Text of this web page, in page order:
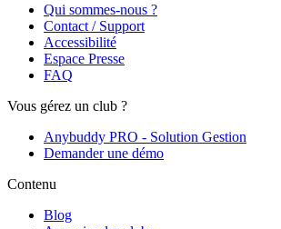
Qui sommes-nous ?
Contact / Support
Accessibilité
Espace Presse
FAQ
Vous gérez un club ?
Anybuddy PRO - Solution Gestion
Demander une démo
Contenu
Blog